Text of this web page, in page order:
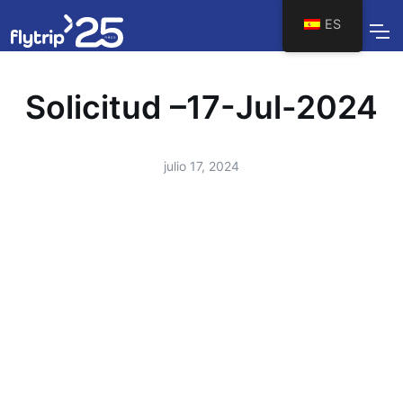
Solicitud –17-Jul-2024
julio 17, 2024
ES